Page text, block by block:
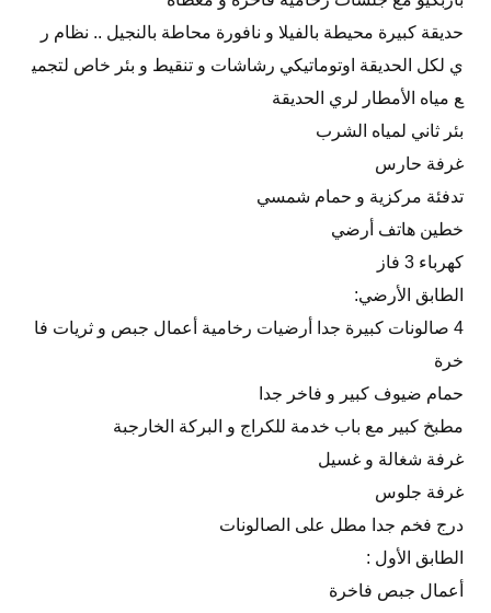
حديقة كبيرة محيطة بالفيلا و نافورة محاطة بالنجيل .. نظام ر
ي لكل الحديقة اوتوماتيكي رشاشات و تنقيط و بئر خاص لتجمي
ع مياه الأمطار لري الحديقة
بئر ثاني لمياه الشرب
غرفة حارس
تدفئة مركزية و حمام شمسي
خطين هاتف أرضي
كهرباء 3 فاز
الطابق الأرضي:
4 صالونات كبيرة جدا أرضيات رخامية أعمال جبص و ثريات فا
خرة
حمام ضيوف كبير و فاخر جدا
مطبخ كبير مع باب خدمة للكراج و البركة الخارجبة
غرفة شغالة و غسيل
غرفة جلوس
درج فخم جدا مطل على الصالونات
الطابق الأول :
أعمال جبص فاخرة